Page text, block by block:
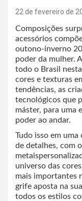
22 de fevereiro de
Composições
acessórios
outono-inverno
poder da mulher.
todo o Brasil
cores e texturas
tendências, as
tecnológicos que
máster, para uma
poder ao andar.
Tudo isso em uma
de detalhes, com
universo das
mais importantes
grife aposta na
todos os estilos